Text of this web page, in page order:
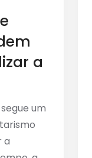
a
um
a